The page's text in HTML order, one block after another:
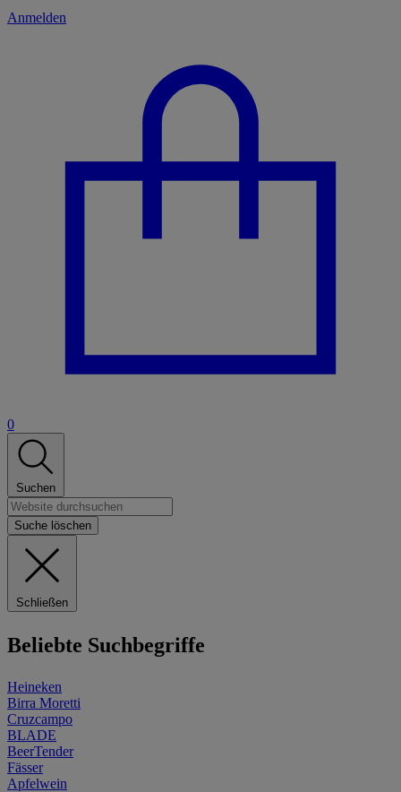
Anmelden
0
Suchen
Suche löschen
Schließen
Beliebte Suchbegriffe
Heineken
Birra Moretti
Cruzcampo
BLADE
BeerTender
Fässer
Apfelwein